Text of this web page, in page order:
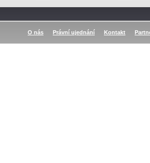
O nás Právní ujednání Kontakt